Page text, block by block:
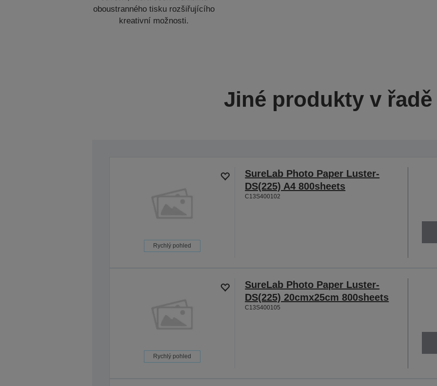
oboustranného tisku rozšiřujícího
kreativní možnosti.
Jiné produkty v řadě
Rychlý pohled
SureLab Photo Paper Luster-
DS(225) A4 800sheets
C13S400102
Rychlý pohled
SureLab Photo Paper Luster-
DS(225) 20cmx25cm 800sheets
C13S400105